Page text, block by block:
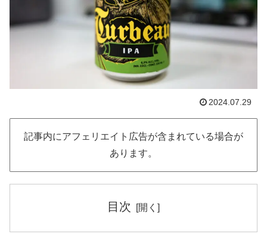
2024.07.29
記事内にアフェリエイト広告が含まれている場合が
あります。
目次